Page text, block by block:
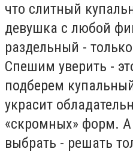
что слитный
девушка с любой
раздельный -
Спешим уверить -
подберем
украсит
«скромных» форм.
выбрать - решать